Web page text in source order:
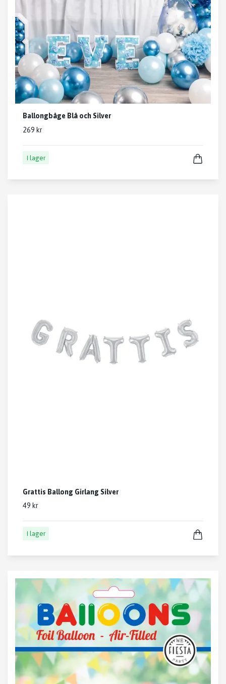
Ballongbåge Blå och Silver
269 kr
I lager
Grattis Ballong Girlang Silver
49 kr
I lager